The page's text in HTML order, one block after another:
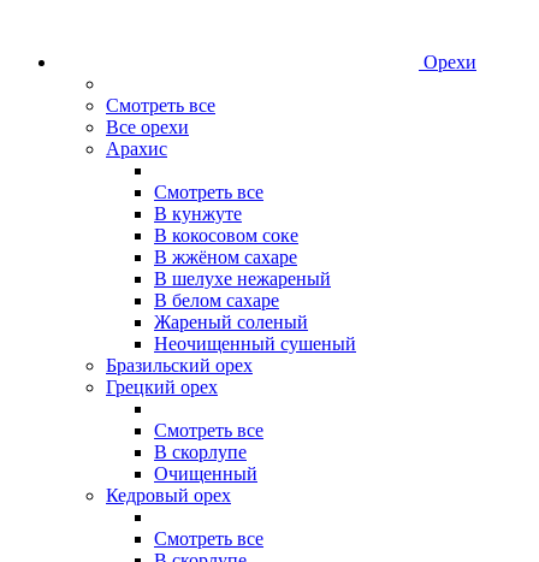
Орехи
Смотреть все
Все орехи
Арахис
Смотреть все
В кунжуте
В кокосовом соке
В жжёном сахаре
В шелухе нежареный
В белом сахаре
Жареный соленый
Неочищенный сушеный
Бразильский орех
Грецкий орех
Смотреть все
В скорлупе
Очищенный
Кедровый орех
Смотреть все